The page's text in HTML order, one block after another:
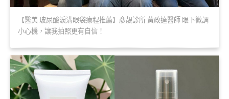
【醫美 玻尿酸淚溝眼袋療程推薦】彥靚診所 黃政達醫師 眼下微調
小心機，讓我拍照更有自信！